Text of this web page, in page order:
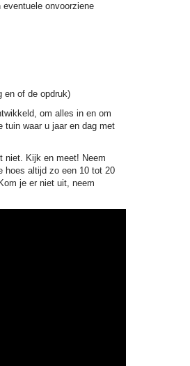
onvoorziene
en of de opdruk)
om alles in en om
tuin waar u jaar en dag met
niet. Kijk en meet! Neem
hoes altijd zo een 10 tot 20
je er niet uit, neem